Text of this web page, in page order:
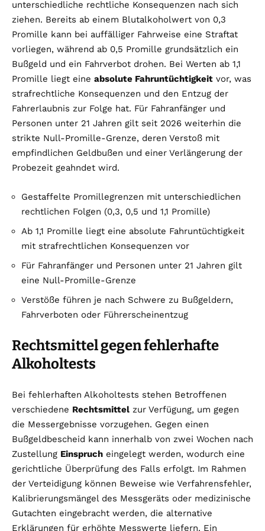
unterschiedliche rechtliche Konsequenzen nach sich
ziehen. Bereits ab einem Blutalkoholwert von 0,3
Promille kann bei auffälliger Fahrweise eine Straftat
vorliegen, während ab 0,5 Promille grundsätzlich ein
Bußgeld und ein Fahrverbot drohen. Bei Werten ab 1,1
Promille liegt eine absolute Fahruntüchtigkeit vor, was
strafrechtliche Konsequenzen und den Entzug der
Fahrerlaubnis zur Folge hat. Für Fahranfänger und
Personen unter 21 Jahren gilt seit 2026 weiterhin die
strikte Null-Promille-Grenze, deren Verstoß mit
empfindlichen Geldbußen und einer Verlängerung der
Probezeit geahndet wird.
Gestaffelte Promillegrenzen mit unterschiedlichen
rechtlichen Folgen (0,3, 0,5 und 1,1 Promille)
Ab 1,1 Promille liegt eine absolute Fahruntüchtigkeit
mit strafrechtlichen Konsequenzen vor
Für Fahranfänger und Personen unter 21 Jahren gilt
eine Null-Promille-Grenze
Verstöße führen je nach Schwere zu Bußgeldern,
Fahrverboten oder Führerscheinentzug
Rechtsmittel gegen fehlerhafte
Alkoholtests
Bei fehlerhaften Alkoholtests stehen Betroffenen
verschiedene Rechtsmittel zur Verfügung, um gegen
die Messergebnisse vorzugehen. Gegen einen
Bußgeldbescheid kann innerhalb von zwei Wochen nach
Zustellung Einspruch eingelegt werden, wodurch eine
gerichtliche Überprüfung des Falls erfolgt. Im Rahmen
der Verteidigung können Beweise wie Verfahrensfehler,
Kalibrierungsmängel des Messgeräts oder medizinische
Gutachten eingebracht werden, die alternative
Erklärungen für erhöhte Messwerte liefern. Ein